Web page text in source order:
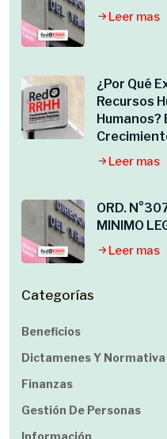
Leer mas
¿Por Qué
Recursos
Leer mas
ORD.
MINIMO
Leer mas
Categorías
Beneficios
Dictamenes Y Normativa
Finanzas
Gestión De Personas
Información